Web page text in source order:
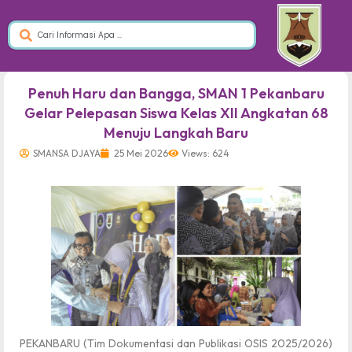
Penuh Haru dan Bangga, SMAN 1 Pekanbaru
Gelar Pelepasan Siswa Kelas XII Angkatan 68
Menuju Langkah Baru
SMANSA DJAYA 25 Mei 2026 Views: 624
PEKANBARU (Tim Dokumentasi dan Publikasi OSIS 2025/2026)